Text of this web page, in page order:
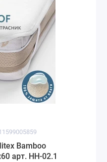
Bamboo
арт. НН-02.1